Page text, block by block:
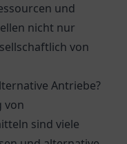
und
nicht nur
von
Antriebe?
von
sind viele